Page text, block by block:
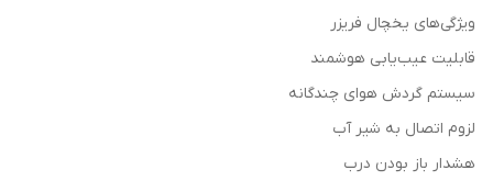
ویژگی‌های یخچال فریزر
قابلیت عیب‌یابی هوشمند
سیستم گردش هوای چندگانه
لزوم اتصال به شیر آب
هشدار باز بودن درب